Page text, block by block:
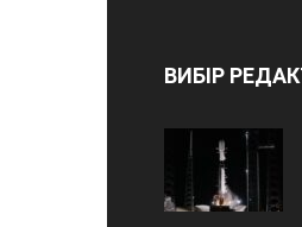
ВИБІР